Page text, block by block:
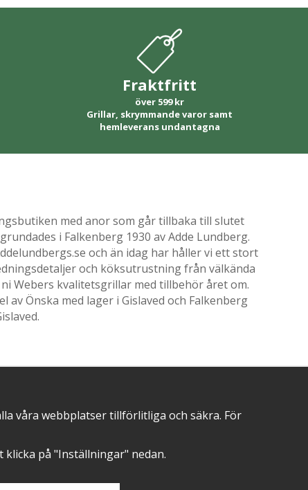
Fraktfritt
över 599 kr
Grillar, skrymmande varor samt
hemleverans undantagna
med anor som går tillbaka till slutet
i Falkenberg 1930 av Adde Lundberg.
och än idag har håller vi ett stort
och köksutrustning från välkända
Webers kvalitetsgrillar med tillbehör året om.
av Önska med lager i Gislaved och Falkenberg
våra webbplatser tillförlitliga och säkra. För
klicka på "Inställningar" nedan.